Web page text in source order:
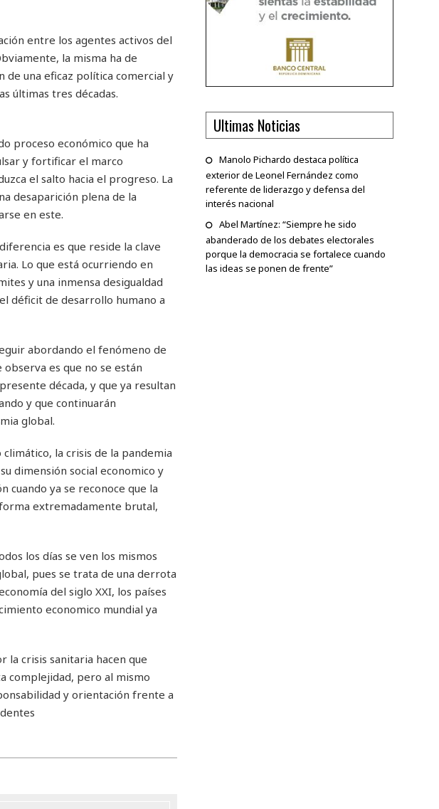
entre los agentes activos del
la misma ha de
una eficaz política comercial y
últimas tres décadas.
proceso económico que ha
y fortificar el marco
el salto hacia el progreso. La
desaparición plena de la
en este.
es que reside la clave
Lo que está ocurriendo en
y una inmensa desigualdad
déficit de desarrollo humano a
abordando el fenómeno de
es que no se están
década, y que ya resultan
y que continuarán
global.
la crisis de la pandemia
dimensión social economico y
ya se reconoce que la
extremadamente brutal,
los días se ven los mismos
pues se trata de una derrota
del siglo XXI, los países
economico mundial ya
la crisis sanitaria hacen que
complejidad, pero al mismo
y orientación frente a
Ultimas Noticias
Manolo Pichardo destaca política
exterior de Leonel Fernández como
referente de liderazgo y defensa del
interés nacional
Abel Martínez: “Siempre he sido
abanderado de los debates electorales
porque la democracia se fortalece cuando
las ideas se ponen de frente”